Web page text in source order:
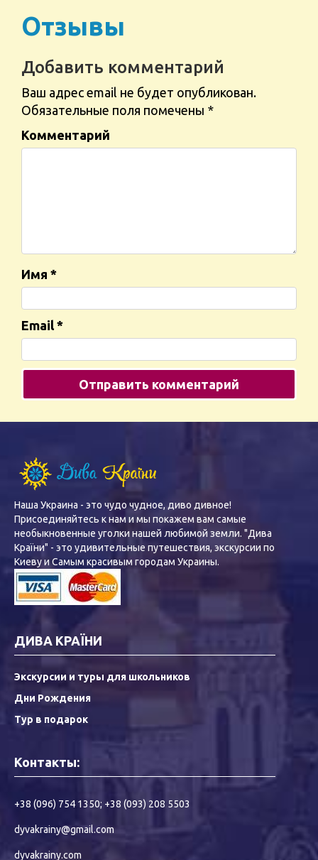
Отзывы
Добавить комментарий
Ваш адрес email не будет опубликован.
Обязательные поля помечены *
Комментарий
Имя *
Email *
Наша Украина - это чудо чудное, диво дивное!
Присоединяйтесь к нам и мы покажем вам самые
необыкновенные уголки нашей любимой земли. "Дива
Країни" - это удивительные путешествия, экскурсии по
Киеву и Самым красивым городам Украины.
ДИВА КРАЇНИ
Экскурсии и туры для школьников
Дни Рождения
Тур в подарок
Контакты:
+38 (096) 754 1350; +38 (093) 208 5503
dyvakrainy@gmail.com
dyvakrainy.com